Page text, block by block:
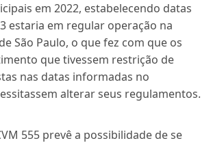
em 2022, estabelecendo datas
estaria em regular operação na
São Paulo, o que fez com que os
que tivessem restrição de
nas datas informadas no
alterar seus regulamentos.
555 prevê a possibilidade de se